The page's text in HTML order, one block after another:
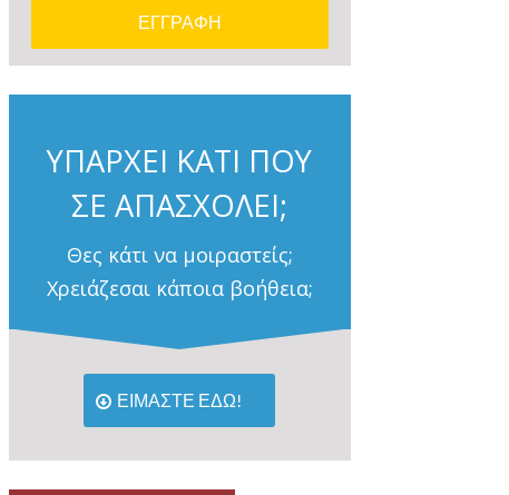
ΥΠΑΡΧΕΙ ΚΑΤΙ ΠΟΥ
ΣΕ ΑΠΑΣΧΟΛΕΙ;
Θες κάτι να μοιραστείς;
Χρειάζεσαι κάποια βοήθεια;
ΕΙΜΑΣΤΕ ΕΔΩ!